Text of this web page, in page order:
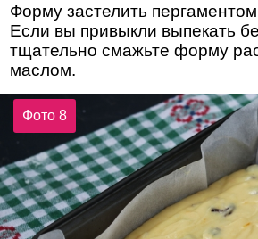
Форму застелить
Если вы привыкли выпекать
тщательно смажьте форму
маслом.
Фото 8